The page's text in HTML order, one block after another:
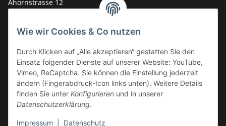
Wie wir Cookies & Co nutzen
Durch Klicken auf „Alle akzeptieren“ gestatten Sie den
Einsatz folgender Dienste auf unserer Website: YouTube,
Vimeo, ReCaptcha. Sie können die Einstellung jederzeit
ändern (Fingerabdruck-Icon links unten). Weitere Details
finden Sie unter Konfigurieren und in unserer
Datenschutzerklärung.
Impressum Datenschutz
Ahornstrasse 12
Tel.: +49 (0)33731-289 975 (10-17 Uhr)